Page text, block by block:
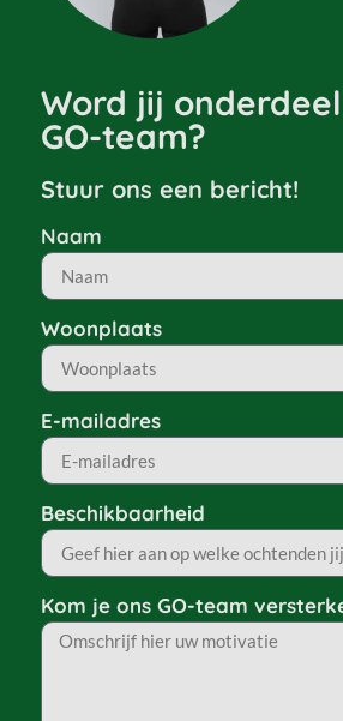
Word jij
GO-team?
Stuur ons een bericht!​
Naam
Woonplaats
E-mailadres
Beschikbaarheid
Kom je ons GO-team